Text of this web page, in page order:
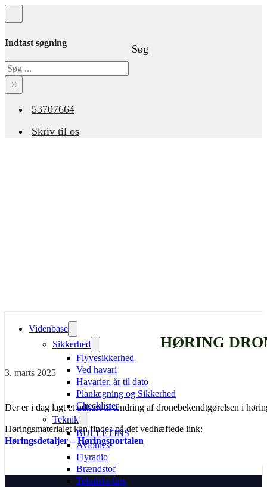
Indtast søgning
Søg
×
Søg
53707664
Skriv til os
Videnbase
Sikkerhed
Flyvesikkerhed
Ved havari
Havarier, år til dato
Planlægning og Sikkerhed
Checklister
Teknik
BULLETINS
Avionics
Flyradio
Brændstof
Tekniske tips
HØRING
3. marts 2025
Der er i dag lagt et udkast til ændring af dronebekendtgørelsen i
Høringsmaterialet kan findes på det vedhæftede link:
Høringsdetaljer – Høringsportalen